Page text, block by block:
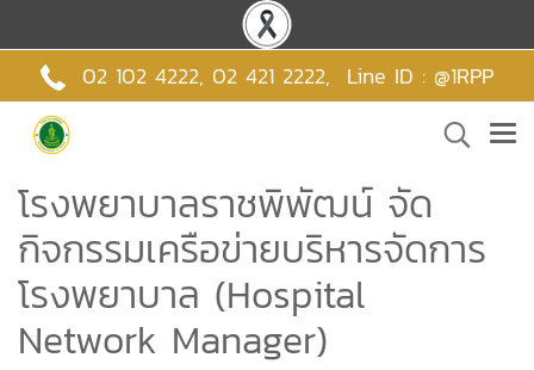
02 102 4222, 02 421 2222, Line ID : @1RPP
โรงพยาบาลราชพิพัฒน์ จัด
กิจกรรมเครือข่ายบริหารจัดการ
โรงพยาบาล (Hospital
Network Manager)